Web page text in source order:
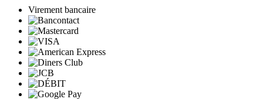
Virement bancaire